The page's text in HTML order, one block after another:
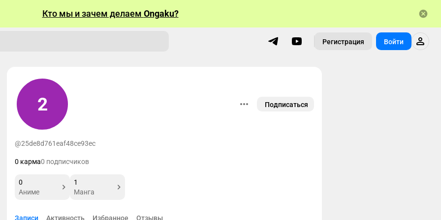
Кто мы и зачем делаем Ongaku?
Регистрация Войти
2 Подписаться
@25de8d761eaf48ce93ec
0 карма0 подписчиков
0
Аниме
1
Манга
Записи Активность Избранное Отзывы